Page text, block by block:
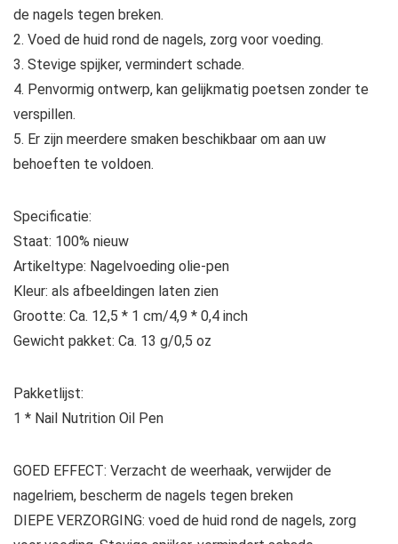
de nagels tegen breken.
2. Voed de huid rond de nagels, zorg voor voeding.
3. Stevige spijker, vermindert schade.
4. Penvormig ontwerp, kan gelijkmatig poetsen zonder te
verspillen.
5. Er zijn meerdere smaken beschikbaar om aan uw
behoeften te voldoen.
Specificatie:
Staat: 100% nieuw
Artikeltype: Nagelvoeding olie-pen
Kleur: als afbeeldingen laten zien
Grootte: Ca. 12,5 * 1 cm/4,9 * 0,4 inch
Gewicht pakket: Ca. 13 g/0,5 oz
Pakketlijst:
1 * Nail Nutrition Oil Pen
GOED EFFECT: Verzacht de weerhaak, verwijder de
nagelriem, bescherm de nagels tegen breken
DIEPE VERZORGING: voed de huid rond de nagels, zorg